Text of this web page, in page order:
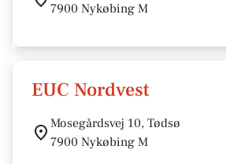
7900 Nykøbing M
EUC Nordvest
Mosegårdsvej 10, Tødsø
7900 Nykøbing M